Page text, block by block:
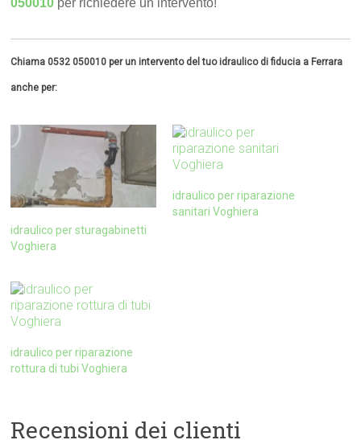
050010 per richiedere un intervento!
Chiama 0532 050010 per un intervento del tuo idraulico di fiducia a Ferrara
anche per:
idraulico per sturagabinetti
Voghiera
idraulico per riparazione
sanitari Voghiera
idraulico per riparazione
rottura di tubi Voghiera
Recensioni dei clienti